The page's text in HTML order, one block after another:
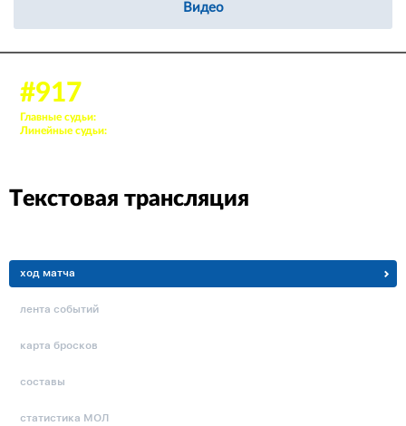
Видео
#917
Главные судьи:
Линейные судьи:
Текстовая трансляция
ход матча
лента событий
карта бросков
составы
статистика МОЛ